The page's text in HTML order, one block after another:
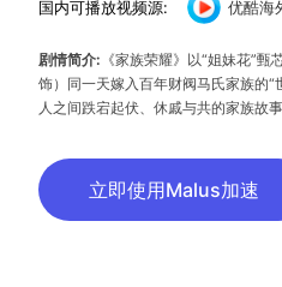
国内可播放视频源: 优酷海
剧情简介: 《家族荣耀》以“姐妹花”
饰）同一天嫁入百年财阀马氏家族的
人之间跌宕起伏、休戚与共的家族故事
立即使用Malus加速